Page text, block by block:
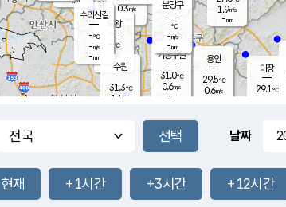
0.3m/s
- mm
-mm
-mm
용인
29.5℃
0.6m/s
1.9m/s
-mm
28.4
℃
32.3℃
1.1m/s
-mm
마장
29.1℃
의왕
- ℃
m/s
mm
-mm
mm
기흥구갈
31.0℃
0.6m/s
-
수리산길
-℃
-m/s
-mm
분당구
-℃
-m/s
-mm
수원
31.3℃
1.1 m/s
날짜
현재 +1시간 +3시간 +12시간